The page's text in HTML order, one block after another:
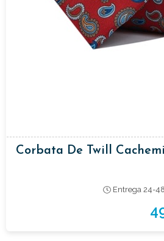
Corbata De Twill
Entrega 24-